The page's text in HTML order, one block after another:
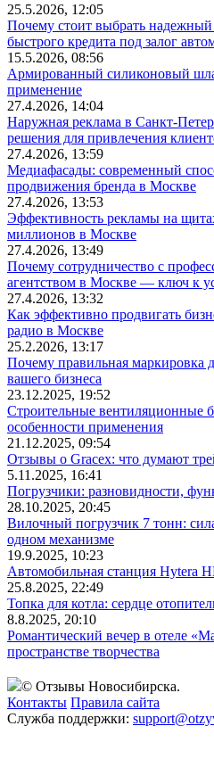
25.5.2026, 12:05
Почему стоит выбрать
быстрого кредита под залог
15.5.2026, 08:56
Армированный силиконовый
применение
27.4.2026, 14:04
Наружная реклама в Санкт-
решения для привлечения
27.4.2026, 13:59
Медиафасады: современный
продвижения бренда в Москве
27.4.2026, 13:53
Эффективность рекламы на
миллионов в Москве
27.4.2026, 13:49
Почему сотрудничество с
агентством в Москве — ключ к
27.4.2026, 13:32
Как эффективно продвигать
радио в Москве
25.2.2026, 13:17
Почему правильная маркировка
вашего бизнеса
23.12.2025, 19:52
Строительные вентиляционные
особенности применения
21.12.2025, 09:54
Отзывы о Gracex: что думают
5.11.2025, 16:41
Погрузчики: разновидности,
28.10.2025, 20:45
Вилочный погрузчик 7 тонн:
одном механизме
19.9.2025, 10:23
Автомобильная станция Hytera
25.8.2025, 22:49
Топка для котла: сердце
8.8.2025, 20:10
Романтический вечер в отеле
пространстве творчества
© Отзывы Новосибирска.
Контакты Правила сайта
Служба поддержки: